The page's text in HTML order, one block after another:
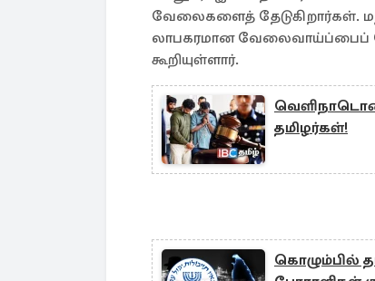
வேலைகளைத் தேடுகிறார்கள்.
லாபகரமான வேலைவாய்ப்பைப்
கூறியுள்ளார்.
தமிழர்கள்!
கொழும்பில்